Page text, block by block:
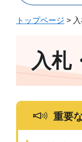
じ
トップページ >
入札
重要